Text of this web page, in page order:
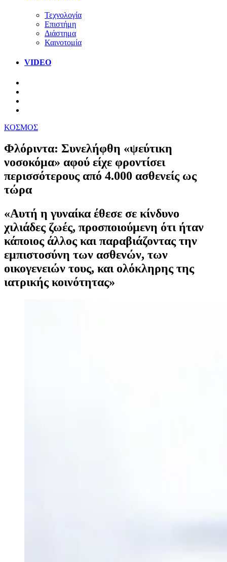
Τεχνολογία
Επιστήμη
Διάστημα
Καινοτομία
VIDEO
ΚΟΣΜΟΣ
Φλόριντα: Συνελήφθη «ψεύτικη
νοσοκόμα» αφού είχε φροντίσει
περισσότερους από 4.000 ασθενείς ως
τώρα
«Αυτή η γυναίκα έθεσε σε κίνδυνο
χιλιάδες ζωές, προσποιούμενη ότι ήταν
κάποιος άλλος και παραβιάζοντας την
εμπιστοσύνη των ασθενών, των
οικογενειών τους, και ολόκληρης της
ιατρικής κοινότητας»